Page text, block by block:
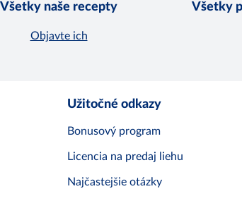
Všetky naše recepty
Objavte ich
Všetky
Užitočné odkazy
Bonusový program
Licencia na predaj liehu
Najčastejšie otázky